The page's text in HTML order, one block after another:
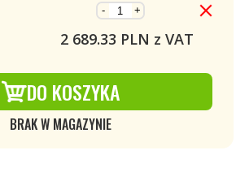
- +
2 689.33 PLN z VAT
DO KOSZYKA
BRAK W MAGAZYNIE